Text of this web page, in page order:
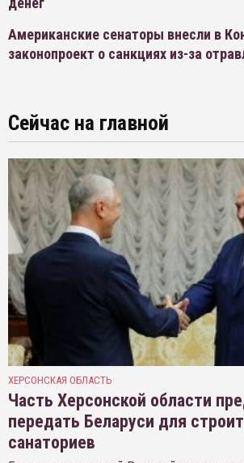
Американские сенаторы внесли в
законопроект о санкциях из-за
Сейчас на главной
ХЕРСОНСКАЯ ОБЛАСТЬ
Часть Херсонской области
передать Беларуси для
санаториев